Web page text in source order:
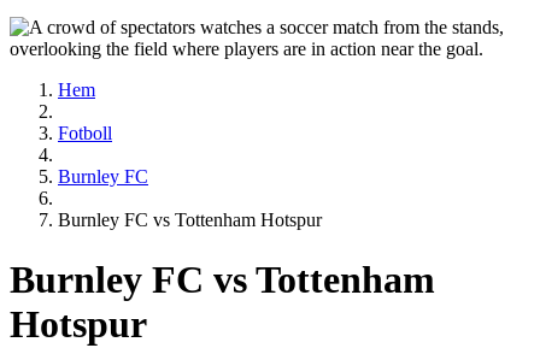
Hem
Fotboll
Burnley FC
Burnley FC vs Tottenham Hotspur
Burnley FC vs Tottenham
Hotspur